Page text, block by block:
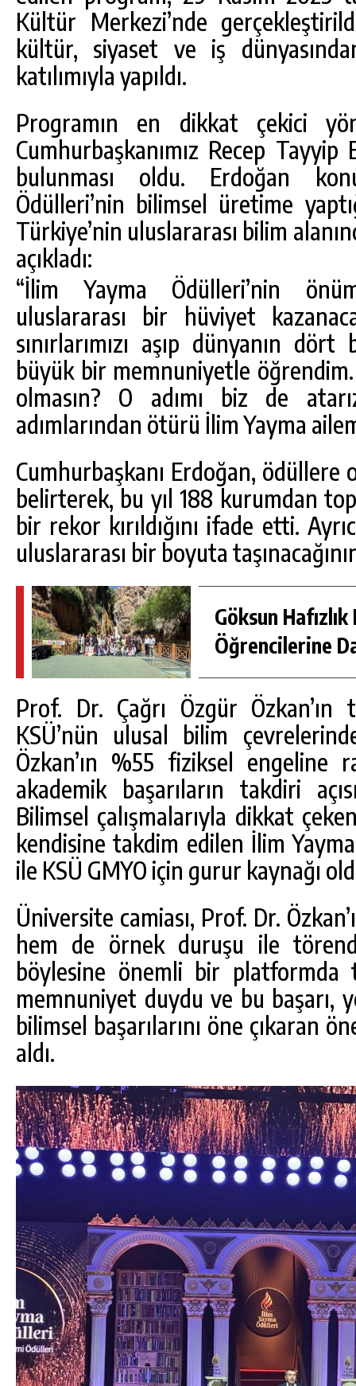
Kültür Merkezi’nde
kültür, siyaset ve iş
katılımıyla yapıldı.
Programın en dikkat çekici
Cumhurbaşkanımız Recep
bulunması oldu. Erdoğan
Ödülleri’nin bilimsel üretime
Türkiye’nin uluslararası bilim
açıkladı:
“İlim Yayma Ödülleri’nin
uluslararası bir hüviyet
sınırlarımızı aşıp dünyanın
büyük bir memnuniyetle
olmasın? O adımı biz de
adımlarından ötürü İlim Yayma
Cumhurbaşkanı Erdoğan, ödüllere
belirterek, bu yıl 188 kurumdan
bir rekor kırıldığını ifade etti.
uluslararası bir boyuta
Göksun Hafızlık
Öğrencilerine
Prof. Dr. Çağrı Özgür
KSÜ’nün ulusal bilim
Özkan’ın %55 fiziksel engeline
akademik başarıların takdiri
Bilimsel çalışmalarıyla dikkat
kendisine takdim edilen İlim
ile KSÜ GMYO için gurur kaynağı
Üniversite camiası, Prof. Dr.
hem de örnek duruşu ile
böylesine önemli bir platformda
memnuniyet duydu ve bu başarı,
bilimsel başarılarını öne çıkaran
aldı.
GÜNLÜK HABER AKIŞI